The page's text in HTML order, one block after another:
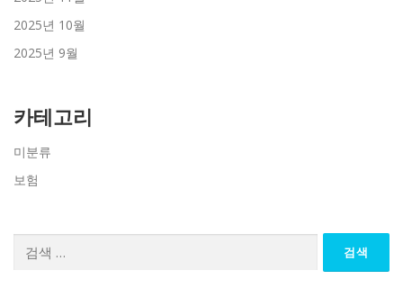
2025년 10월
2025년 9월
카테고리
미분류
보험